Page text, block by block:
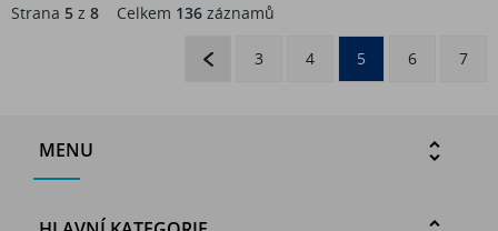
Strana 5 z 8 Celkem 136 záznamů
3 4 5 6 7
MENU